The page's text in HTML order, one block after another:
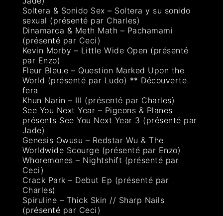
Soltera & Sonido Sex – Soltera y su sonido
sexual (présenté par Charles)
Dinamarca & Meth Math – Pachamami
(présenté par Ceci)
Kevin Morby – Little Wide Open (présenté
par Enzo)
Fleur Bleu.e – Question Marked Upon the
World (présenté par Ludo) ** Découverte
fera
Khun Narin – III (présenté par Charles)
See You Next Year – Pigeons & Planes
présents See You Next Year 3 (présenté par
Jade)
Genesis Owusu – Redstar Wu & The
Worldwide Scourge (présenté par Enzo)
Whoremones – Nightshift (présenté par
Ceci)
Crack Park – Debut Ep (présenté par
Charles)
Spiruline – Thick Skin // Sharp Nails
(présenté par Ceci)